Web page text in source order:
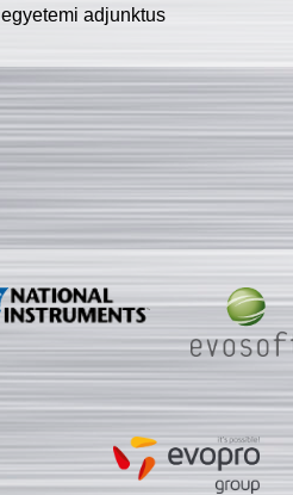
egyetemi adjunktus